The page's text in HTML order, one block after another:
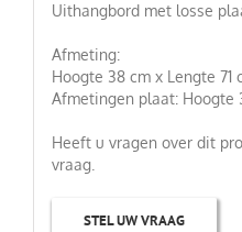
Uithangbord met losse
Afmeting:
Hoogte 38 cm x Lengte 71
Afmetingen plaat: Hoogte
Heeft u vragen over dit
vraag.
STEL UW VRAAG